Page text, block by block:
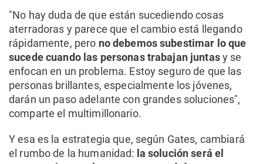
"No hay duda de que están sucediendo cosas
aterradoras y parece que el cambio está llegando
rápidamente, pero no debemos subestimar lo que
sucede cuando las personas trabajan juntasy se
enfocan en un problema. Estoy seguro de que las
personas brillantes, especialmente los jóvenes,
darán un paso adelante con grandes soluciones",
comparte el multimillonario.
Y esa es la estrategia que, según Gates, cambiará
el rumbo de la humanidad: la solución será el